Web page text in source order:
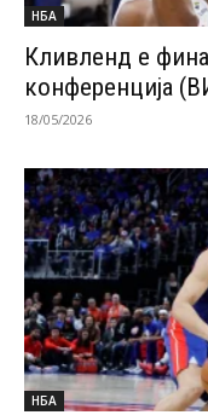
НБА
Кливленд е
конференција
18/05/2026
НБА